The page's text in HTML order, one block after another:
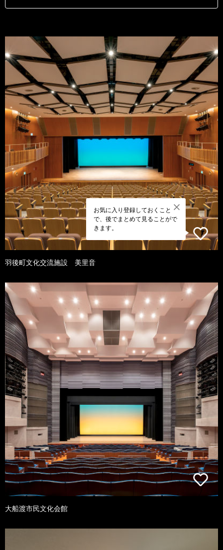
お気に入り登録しておくこと
で、後でまとめて見ることがで
きます。
羽後町文化交流施設 美里音
大船渡市民文化会館